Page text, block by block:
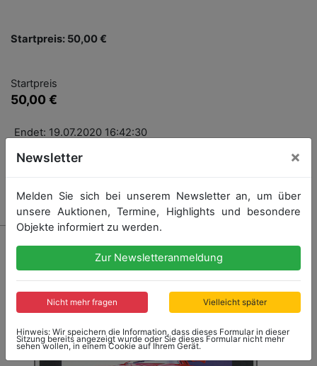
Startpreis: 50,00 €
Startpreis
50,00 €
Endet: 19.07.2020 16:42:30
Kein Nachverkauf
Newsletter ×
Melden Sie sich bei unserem Newsletter an, um über
unsere Auktionen, Termine, Highlights und besondere
Objekte informiert zu werden.
Zur Newsletteranmeldung
Nicht mehr fragen Vielleicht später
Hinweis: Wir speichern die Information, dass dieses Formular in dieser
Sitzung bereits angezeigt wurde oder Sie dieses Formular nicht mehr
sehen wollen, in einem Cookie auf Ihrem Gerät.